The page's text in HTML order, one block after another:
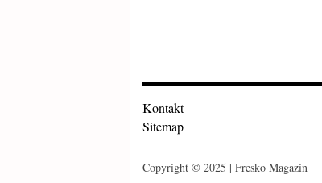
Kontakt
Sitemap
Copyright © 2025 | Fresko Magazin